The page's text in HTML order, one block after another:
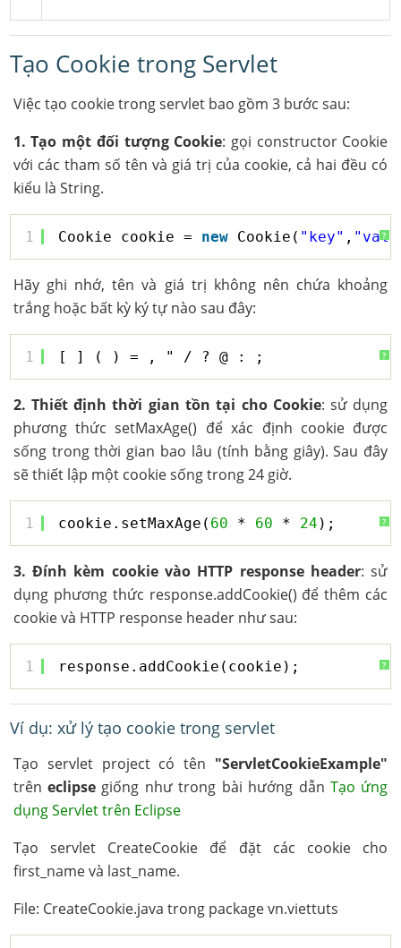
Tạo Cookie trong Servlet
Việc tạo cookie trong servlet bao gồm 3 bước sau:
1. Tạo một đối tượng Cookie: gọi constructor Cookie
với các tham số tên và giá trị của cookie, cả hai đều có
kiểu là String.
?
1 Cookie cookie = new Cookie( "key" ,
Hãy ghi nhớ, tên và giá trị không nên chứa khoảng
trắng hoặc bất kỳ ký tự nào sau đây:
?
1 [ ] ( ) = , " / ? @ : ;
2. Thiết định thời gian tồn tại cho Cookie: sử dụng
phương thức setMaxAge() để xác định cookie được
sống trong thời gian bao lâu (tính bằng giây). Sau đây
sẽ thiết lập một cookie sống trong 24 giờ.
?
1 cookie.setMaxAge( 60 * 60 * 24 );
3. Đính kèm cookie vào HTTP response header: sử
dụng phương thức response.addCookie() để thêm các
cookie và HTTP response header như sau:
?
1 response.addCookie(cookie);
Ví dụ: xử lý tạo cookie trong servlet
Tạo servlet project có tên "ServletCookieExample"
trêneclipse giống như trong bài hướng dẫn Tạo ứng
dụng Servlet trên Eclipse
Tạo servlet CreateCookie để đặt các cookie cho
first_name và last_name.
File: CreateCookie.java trong package vn.viettuts